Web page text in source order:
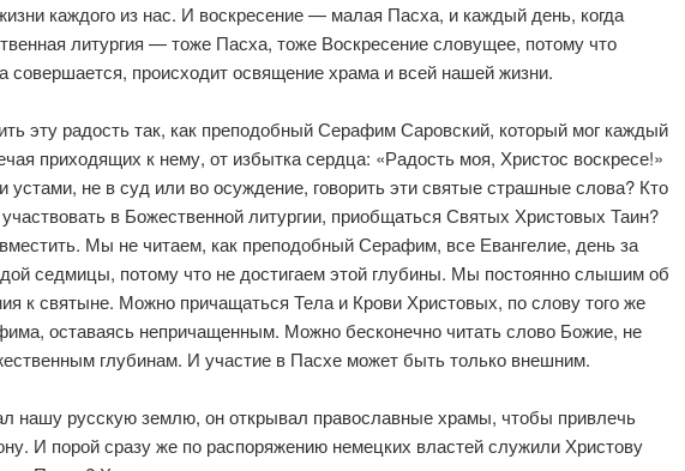
каждого из нас. И воскресение — малая Пасха, и каждый день, когда
литургия — тоже Пасха, тоже Воскресение словущее, потому что
совершается, происходит освящение храма и всей нашей жизни.
эту радость так, как преподобный Серафим Саровский, который мог каждый
приходящих к нему, от избытка сердца: «Радость моя, Христос воскресе!»
устами, не в суд или во осуждение, говорить эти святые страшные слова? Кто
в Божественной литургии, приобщаться Святых Христовых Таин?
Мы не читаем, как преподобный Серафим, все Евангелие, день за
седмицы, потому что не достигаем этой глубины. Мы постоянно слышим об
к святыне. Можно причащаться Тела и Крови Христовых, по слову того же
оставаясь непричащенным. Можно бесконечно читать слово Божие, не
глубинам. И участие в Пасхе может быть только внешним.
нашу русскую землю, он открывал православные храмы, чтобы привлечь
И порой сразу же по распоряжению немецких властей служили Христову